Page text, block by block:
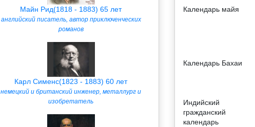
Майн Рид(1818 - 1883) 65 лет
английский писатель, автор приключенческих
романов
Карл Сименс(1823 - 1883) 60 лет
немецкий и британский инженер, металлург и
изобретатель
Календарь майя
Календарь Бахаи
Индийский
гражданский
календарь